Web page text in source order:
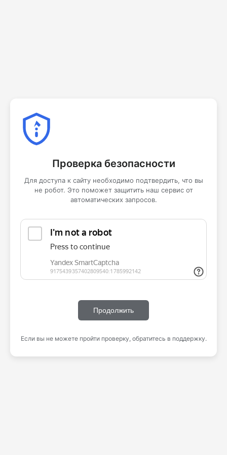
Проверка безопасности
Для доступа к сайту необходимо подтвердить, что вы
не робот. Это поможет защитить наш сервис от
автоматических запросов.
Продолжить
Если вы не можете пройти проверку, обратитесь в поддержку.